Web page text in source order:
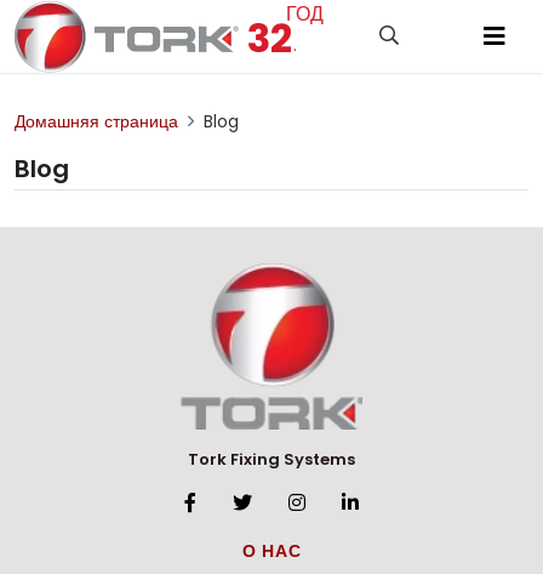
32.
ГОД
Домашняя страница Blog
Blog
Tork Fixing Systems
О НАС